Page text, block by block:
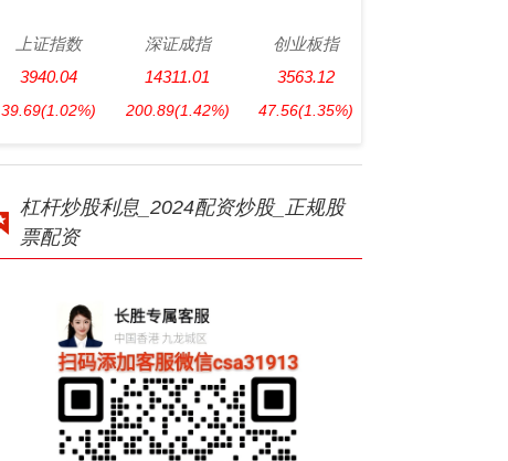
上证指数
3940.04
39.69(1.02%)
深证成指
14311.01
200.89(1.42%)
创业板指
3563.12
47.56(1.35%)
杠杆炒股利息_2024配资炒股_正规股
票配资